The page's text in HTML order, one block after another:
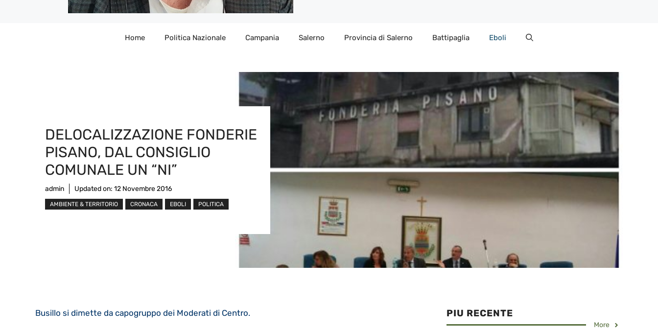
Home Politica Nazionale Campania Salerno Provincia di Salerno Battipaglia Eboli
DELOCALIZZAZIONE FONDERIE
PISANO, DAL CONSIGLIO
COMUNALE UN “NI”
admin Updated on: 12 Novembre 2016
AMBIENTE & TERRITORIO CRONACA EBOLI POLITICA
Busillo si dimette da capogruppo dei Moderati di Centro. PIU RECENTE
More